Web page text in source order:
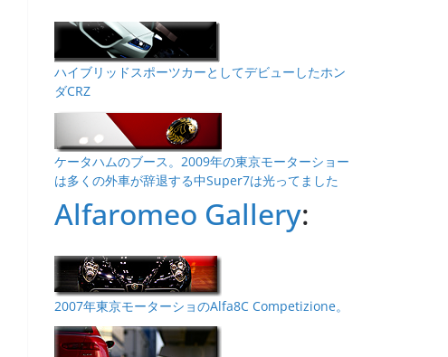
ハイブリッドスポーツカーとしてデビューしたホン
ダCRZ
ケータハムのブース。2009年の東京モーターショー
は多くの外車が辞退する中Super7は光ってました
Alfaromeo Gallery:
2007年東京モーターショのAlfa8C Competizione。